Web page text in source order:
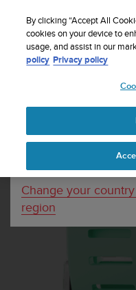
다이브 스트랩 Suunto D4i
Your
United
Currency: $ (USD)
Shipping only to
Change your
region
By clicking “Accept All
cookies on your device to
usage, and assist in our
policy Privacy policy